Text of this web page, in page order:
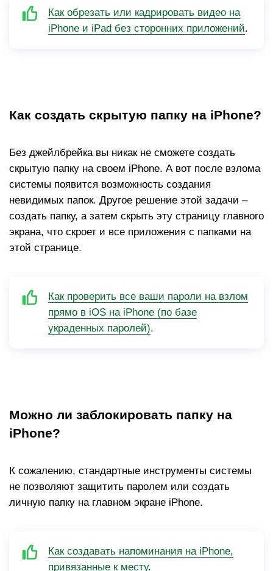
Как обрезать или кадрировать видео на
iPhone и iPad без сторонних приложений.
Как создать скрытую папку на iPhone?
Без джейлбрейка вы никак не сможете создать
скрытую папку на своем iPhone. А вот после взлома
системы появится возможность создания
невидимых папок. Другое решение этой задачи –
создать папку, а затем скрыть эту страницу главного
экрана, что скроет и все приложения с папками на
этой странице.
Как проверить все ваши пароли на взлом
прямо в iOS на iPhone (по базе
украденных паролей).
Можно ли заблокировать папку на
iPhone?
К сожалению, стандартные инструменты системы
не позволяют защитить паролем или создать
личную папку на главном экране iPhone.
Как создавать напоминания на iPhone,
привязанные к месту.